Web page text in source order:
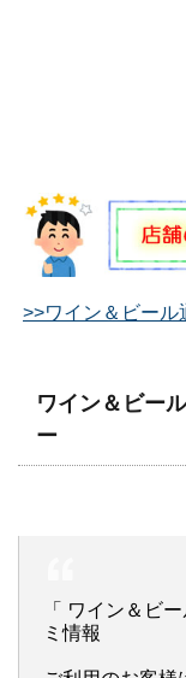
>>ワイン＆ビー
ワイン＆ビー
ー
「 ワイン＆ビ
ミ情報